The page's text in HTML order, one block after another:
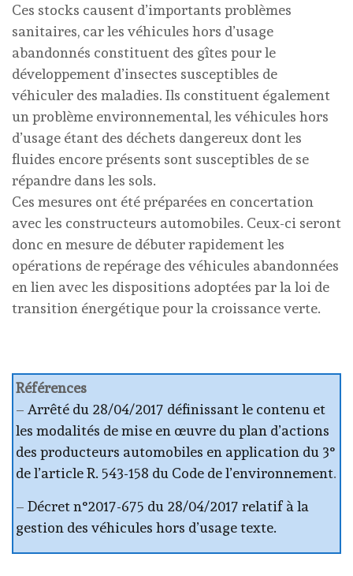
Ces stocks causent d’importants problèmes
sanitaires, car les véhicules hors d’usage
abandonnés constituent des gîtes pour le
développement d’insectes susceptibles de
véhiculer des maladies. Ils constituent également
un problème environnemental, les véhicules hors
d’usage étant des déchets dangereux dont les
fluides encore présents sont susceptibles de se
répandre dans les sols.
Ces mesures ont été préparées en concertation
avec les constructeurs automobiles. Ceux-ci seront
donc en mesure de débuter rapidement les
opérations de repérage des véhicules abandonnées
en lien avec les dispositions adoptées par la loi de
transition énergétique pour la croissance verte.
Références
– Arrêté du 28/04/2017 définissant le contenu et
les modalités de mise en œuvre du plan d’actions
des producteurs automobiles en application du 3°
de l’article R. 543-158 du Code de l’environnement.
– Décret n°2017-675 du 28/04/2017 relatif à la
gestion des véhicules hors d’usage texte.